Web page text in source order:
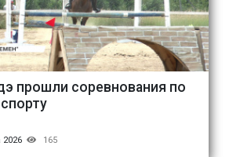
прошли соревнования по
2026 165